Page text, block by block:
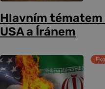
Hlavním tématem
USA a Íránem